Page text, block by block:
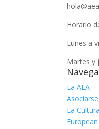
Horario
Lunes a
Martes y
La AEA
Asociarse
La